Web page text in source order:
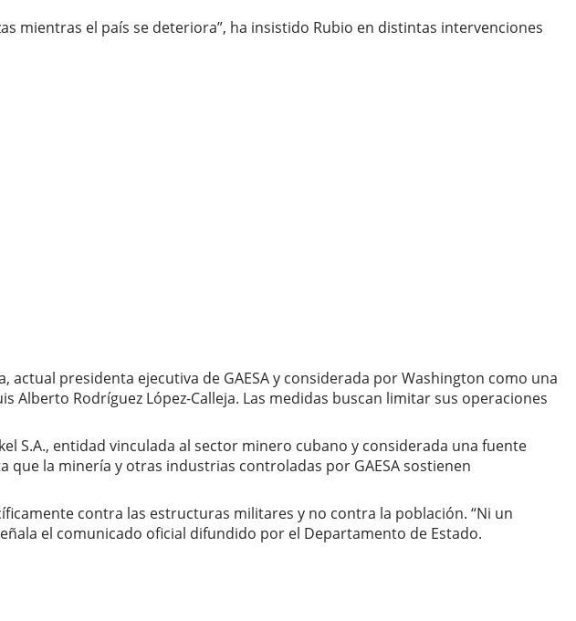
mientras el país se deteriora”, ha insistido Rubio en distintas intervenciones
presidenta ejecutiva de GAESA y considerada por Washington como una
Rodríguez López-Calleja. Las medidas buscan limitar sus operaciones
S.A., entidad vinculada al sector minero cubano y considerada una fuente
la minería y otras industrias controladas por GAESA sostienen
contra las estructuras militares y no contra la población. “Ni un
el comunicado oficial difundido por el Departamento de Estado.